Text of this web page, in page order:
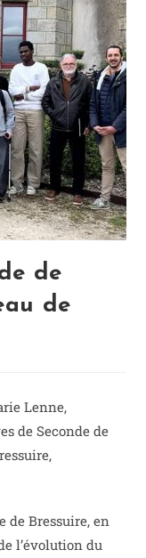
de
de
Lenne,
de Seconde de
de Bressuire, en
l’évolution du